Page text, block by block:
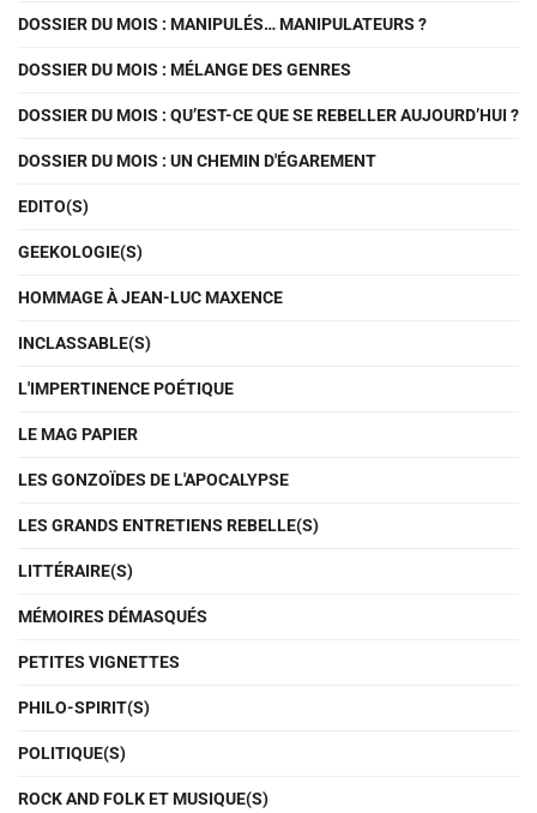
DOSSIER DU MOIS : MANIPULÉS… MANIPULATEURS ?
DOSSIER DU MOIS : MÉLANGE DES GENRES
DOSSIER DU MOIS : QU’EST-CE QUE SE REBELLER AUJOURD’HUI ?
DOSSIER DU MOIS : UN CHEMIN D'ÉGAREMENT
EDITO(S)
GEEKOLOGIE(S)
HOMMAGE À JEAN-LUC MAXENCE
INCLASSABLE(S)
L'IMPERTINENCE POÉTIQUE
LE MAG PAPIER
LES GONZOÏDES DE L'APOCALYPSE
LES GRANDS ENTRETIENS REBELLE(S)
LITTÉRAIRE(S)
MÉMOIRES DÉMASQUÉS
PETITES VIGNETTES
PHILO-SPIRIT(S)
POLITIQUE(S)
ROCK AND FOLK ET MUSIQUE(S)